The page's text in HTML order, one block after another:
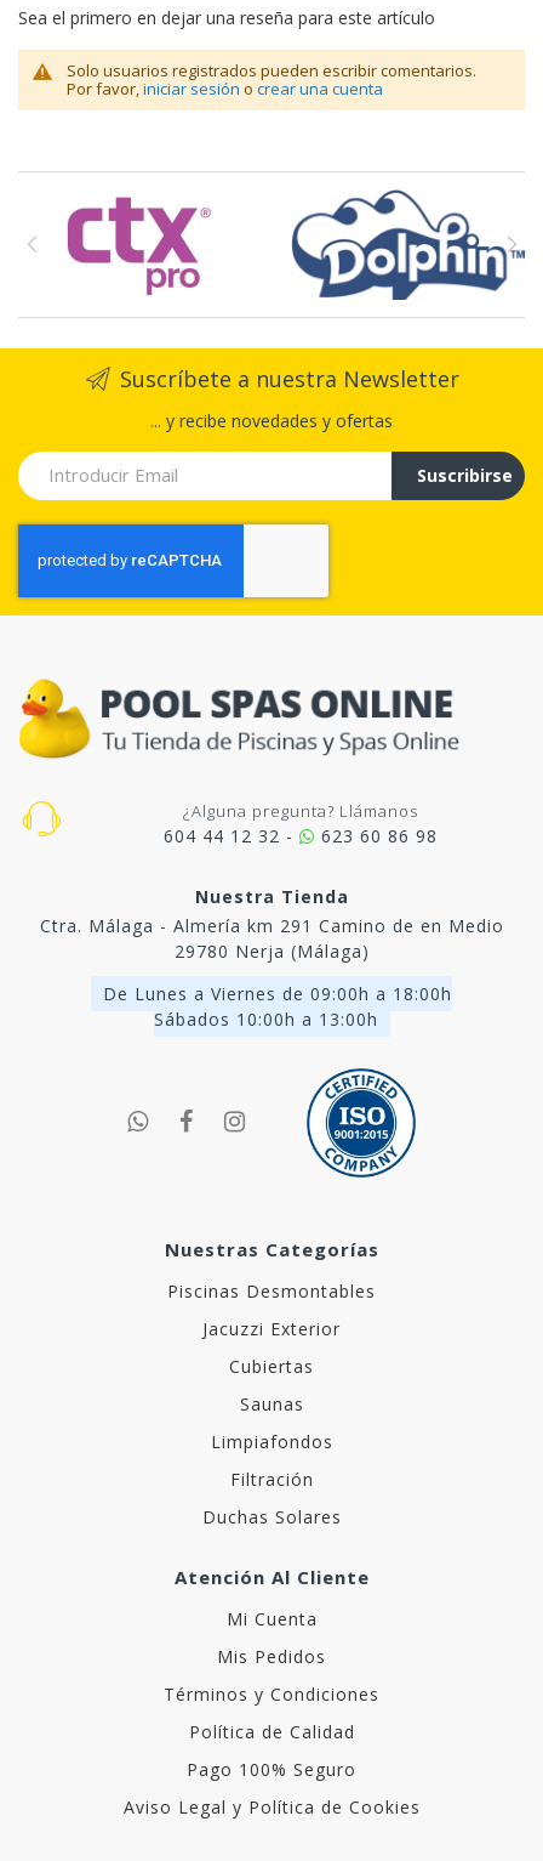
Sea el primero en dejar una reseña para este artículo
Solo usuarios registrados pueden escribir comentarios.
Por favor,iniciar sesión o crear una cuenta
Suscríbete a nuestra Newsletter
... y recibe novedades y ofertas
Suscribirse
¿Alguna pregunta? Llámanos
604 44 12 32 - 623 60 86 98
Nuestra Tienda
Ctra. Málaga - Almería km 291 Camino de en Medio
29780 Nerja (Málaga)
De Lunes a Viernes de 09:00h a 18:00h
Sábados 10:00h a 13:00h
Nuestras Categorías
Piscinas Desmontables
Jacuzzi Exterior
Cubiertas
Saunas
Limpiafondos
Filtración
Duchas Solares
Atención Al Cliente
Mi Cuenta
Mis Pedidos
Términos y Condiciones
Política de Calidad
Pago 100% Seguro
Aviso Legal y Política de Cookies